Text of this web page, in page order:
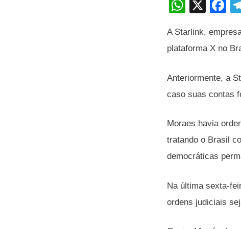
W
at
s
A
p
p
X
F
c
e
b
o
o
k
A Starlink,
plataforma X no
Anteriormente, a
caso suas contas
Moraes havia
tratando o Brasil
democráticas
Na última sexta-
ordens judiciais